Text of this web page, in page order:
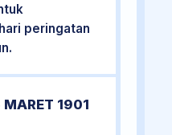
peringatan
1901